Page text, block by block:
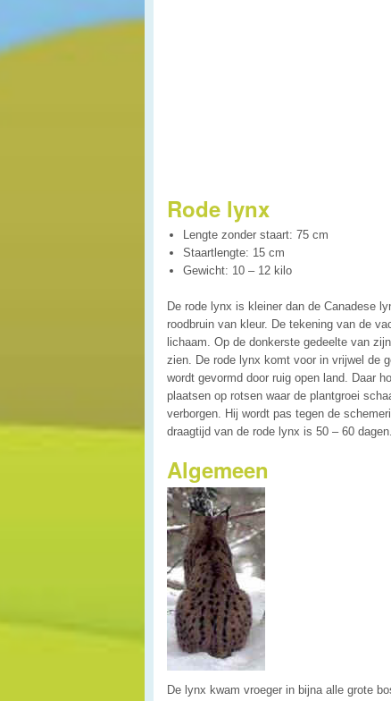
Rode lynx
Lengte zonder staart: 75 cm
Staartlengte: 15 cm
Gewicht: 10 – 12 kilo
De rode lynx is kleiner dan de Canadese
roodbruin van kleur. De tekening van de
lichaam. Op de donkerste gedeelte van
zien. De rode lynx komt voor in vrijwel de
wordt gevormd door ruig open land. Daar
plaatsen op rotsen waar de plantgroei
verborgen. Hij wordt pas tegen de
draagtijd van de rode lynx is 50 – 60
Algemeen
De lynx kwam vroeger in bijna alle grote